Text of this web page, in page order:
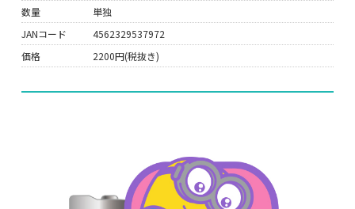
数量
単独
JANコード
4562329537972
価格
2200円(税抜き)